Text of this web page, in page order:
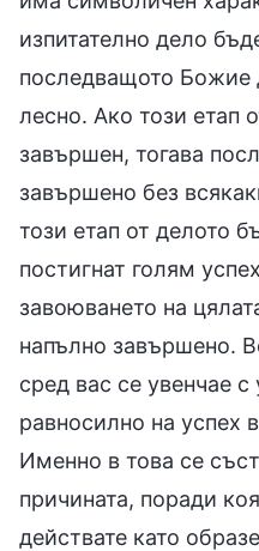
изпитателно дело
последващото Божие
лесно. Ако този етап
завършен, тогава
завършено без
този етап от делото
постигнат голям
завоюването на
напълно завършено.
сред вас се увенчае
равносилно на успех
Именно в това се
причината, поради
действате като